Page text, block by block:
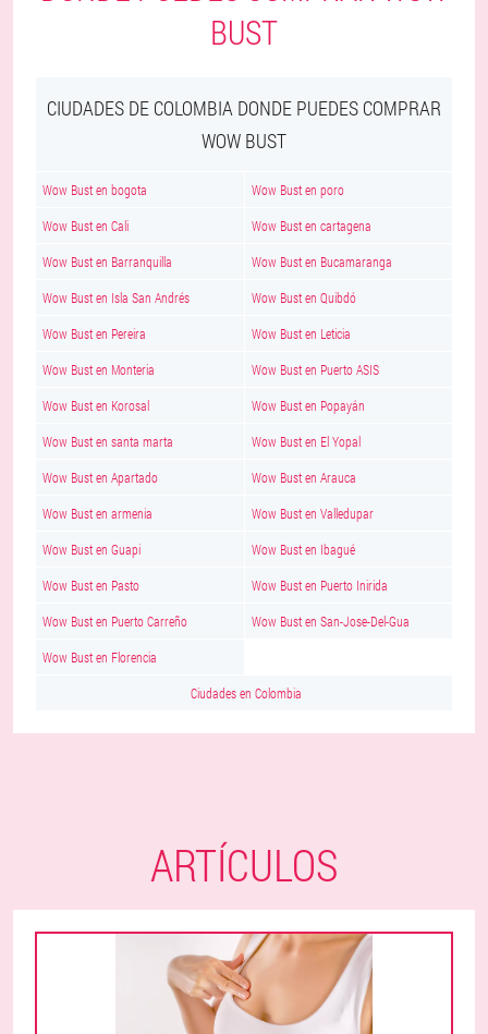
BUST
CIUDADES DE COLOMBIA DONDE PUEDES COMPRAR
WOW BUST
Wow Bust en bogota Wow Bust en poro
Wow Bust en Cali Wow Bust en cartagena
Wow Bust en Barranquilla Wow Bust en Bucamaranga
Wow Bust en Isla San Andrés Wow Bust en Quibdó
Wow Bust en Pereira Wow Bust en Leticia
Wow Bust en Monteria Wow Bust en Puerto ASIS
Wow Bust en Korosal Wow Bust en Popayán
Wow Bust en santa marta Wow Bust en El Yopal
Wow Bust en Apartado Wow Bust en Arauca
Wow Bust en armenia Wow Bust en Valledupar
Wow Bust en Guapi Wow Bust en Ibagué
Wow Bust en Pasto Wow Bust en Puerto Inirida
Wow Bust en Puerto Carreño Wow Bust en San-Jose-Del-Gua
Wow Bust en Florencia
Ciudades en Colombia
ARTÍCULOS